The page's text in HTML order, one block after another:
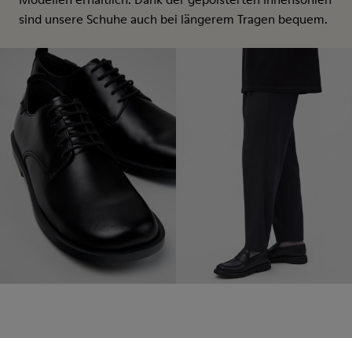
sind unsere Schuhe auch bei längerem Tragen bequem.